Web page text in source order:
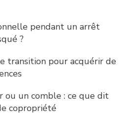
pendant un arrêt
?
transition pour acquérir de
ou un comble : ce que dit
copropriété